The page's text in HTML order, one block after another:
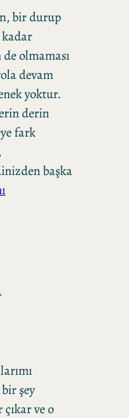
bir durup
olmaması
devam
yoktur.
derin
fark
başka
şey
ve o